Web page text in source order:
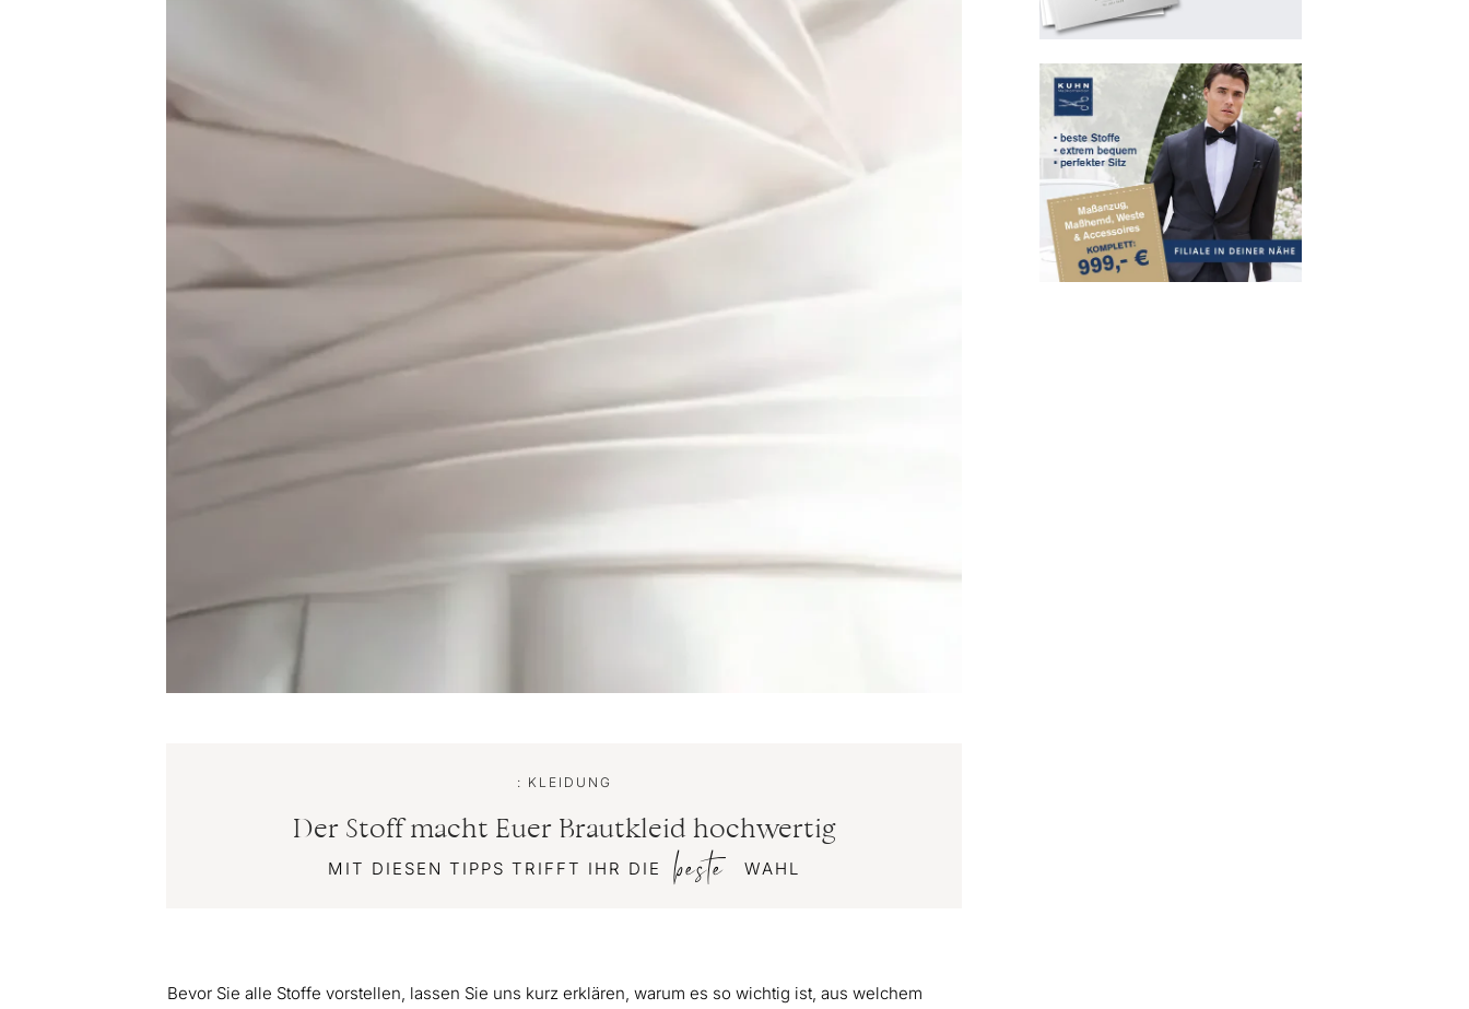
: KLEIDUNG
Der Stoff macht Euer Brautkleid hochwertig
MIT DIESEN TIPPS TRIFFT IHR DIEbesteWAHL
Bevor Sie alle Stoffe vorstellen, lassen Sie uns kurz erklären, warum es so wichtig ist, aus welchem